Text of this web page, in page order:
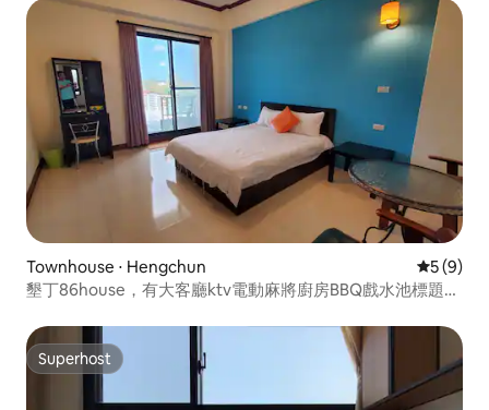
Townhouse ⋅ Hengchun 5 de
5 (9)
墾丁86house，有大客廳ktv電動麻將廚房BBQ戲水池標題價
Superhost
Superhost